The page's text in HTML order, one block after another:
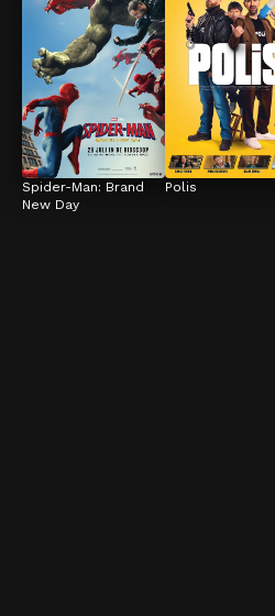
Spider-Man: Brand
New Day
Polis